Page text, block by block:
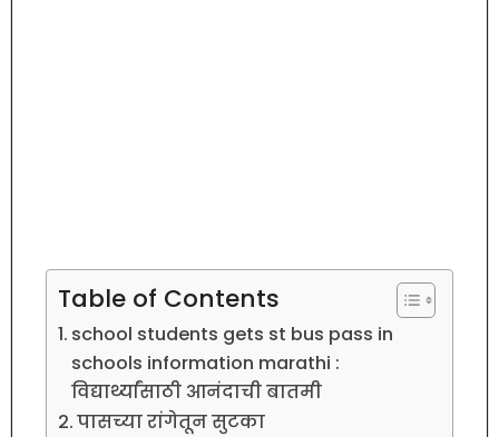
Table of Contents
school students gets st bus pass in
schools information marathi :
विद्यार्थ्यांसाठी आनंदाची बातमी
पासच्या रांगेतून सुटका